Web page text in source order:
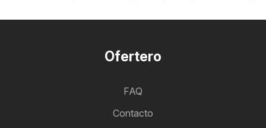
Ofertero
FAQ
Contacto